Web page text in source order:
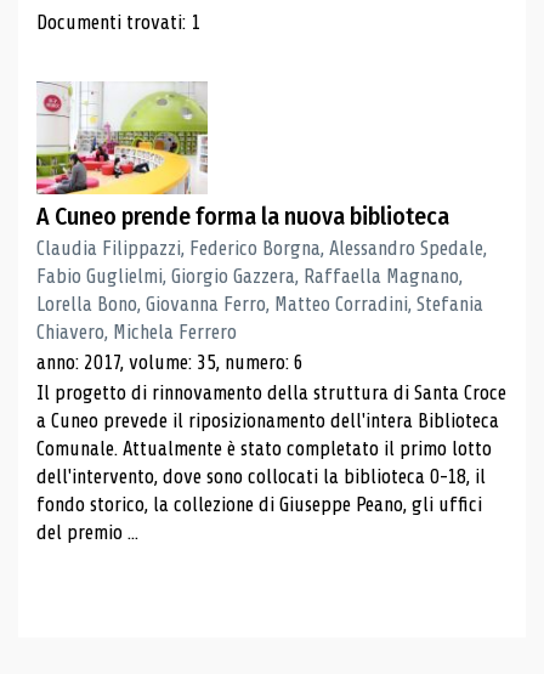
Risultati di ricerca
Documenti trovati: 1
A Cuneo prende forma la nuova biblioteca
Claudia Filippazzi, Federico Borgna, Alessandro Spedale,
Fabio Guglielmi, Giorgio Gazzera, Raffaella Magnano,
Lorella Bono, Giovanna Ferro, Matteo Corradini, Stefania
Chiavero, Michela Ferrero
anno: 2017, volume: 35, numero: 6
Il progetto di rinnovamento della struttura di Santa Croce
a Cuneo prevede il riposizionamento dell'intera Biblioteca
Comunale. Attualmente è stato completato il primo lotto
dell'intervento, dove sono collocati la biblioteca 0-18, il
fondo storico, la collezione di Giuseppe Peano, gli uffici
del premio ...